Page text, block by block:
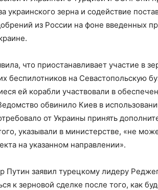
украинского зерна и содействие
из России на фоне введенных
что приостанавливает участие в
беспилотников на Севастопольскую
ей корабли участвовали в
обвинило Киев в
от Украины принять
указывали в министерстве, «не
на указанном направлении».
Путин заявил турецкому лидеру
к зерновой сделке после того, как